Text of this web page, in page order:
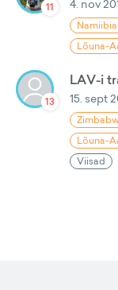
11 4. nov
Namiibia
Lõuna-
13
LAV-i
15. sept
Lõuna-
Viisad